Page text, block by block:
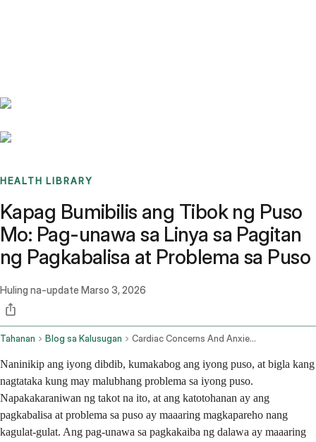
HEALTH LIBRARY
Kapag Bumibilis ang Tibok ng Puso
Mo: Pag-unawa sa Linya sa Pagitan
ng Pagkabalisa at Problema sa Puso
Huling na-update Marso 3, 2026
Tahanan Blog sa Kalusugan Cardiac Concerns And Anxiety Diagnostic Considerations
Naninikip ang iyong dibdib, kumakabog ang iyong puso, at bigla kang
nagtataka kung may malubhang problema sa iyong puso.
Napakakaraniwan ng takot na ito, at ang katotohanan ay ang
pagkabalisa at problema sa puso ay maaaring magkapareho nang
kagulat-gulat. Ang pag-unawa sa pagkakaiba ng dalawa ay maaaring